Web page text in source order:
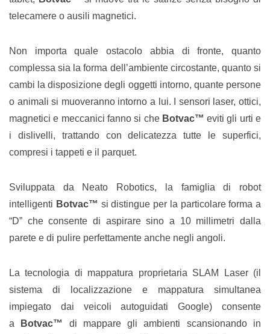
telecamere o ausili magnetici.
Non importa quale ostacolo abbia di fronte, quanto
complessa sia la forma dell’ambiente circostante, quanto si
cambi la disposizione degli oggetti intorno, quante persone
o animali si muoveranno intorno a lui. I sensori laser, ottici,
magnetici e meccanici fanno si che Botvac™ eviti gli urti e
i dislivelli, trattando con delicatezza tutte le superfici,
compresi i tappeti e il parquet.
Sviluppata da Neato Robotics, la famiglia di robot
intelligenti Botvac™ si distingue per la particolare forma a
“D” che consente di aspirare sino a 10 millimetri dalla
parete e di pulire perfettamente anche negli angoli.
La tecnologia di mappatura proprietaria SLAM Laser (il
sistema di localizzazione e mappatura simultanea
impiegato dai veicoli autoguidati Google) consente
a
Botvac™ di mappare gli ambienti scansionando in